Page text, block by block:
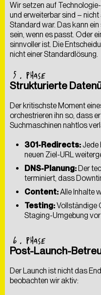
Wir setzen auf
und erweiterbar sind –
Standard war. Das kann
sein, wenn es passt. Oder
sinnvoller ist. Die
nicht einer Standardlösung.
5 . PHASE
Strukturierte
Der kritischste Moment
orchestrieren ihn so, dass
Suchmaschinen nahtlos
301-Redirects:Jede
neuen Ziel-URL
DNS-Planung:Der
terminiert, dass
Content:Alle Inhalte
Testing:Vollständige
Staging-Umgebung
6 . PHASE
Post-Launch-
Der Launch ist nicht das
beobachten wir aktiv: